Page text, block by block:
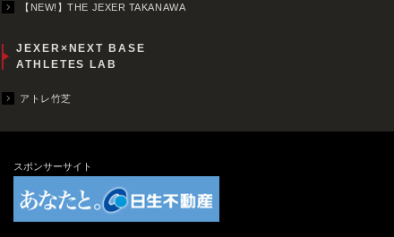
【NEW!】THE JEXER TAKANAWA
JEXER×NEXT BASE
ATHLETES LAB
アトレ竹芝
スポンサーサイト